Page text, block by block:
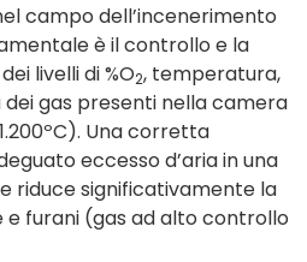
campo dell’incenerimento
è il controllo e la
livelli di %O2, temperatura,
gas presenti nella camera
Una corretta
eccesso d’aria in una
riduce significativamente la
e furani (gas ad alto controllo